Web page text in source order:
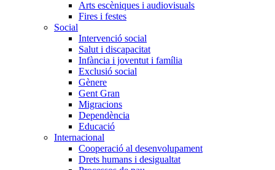
Arts escèniques i audiovisuals
Fires i festes
Social
Intervenció social
Salut i discapacitat
Infància i joventut i família
Exclusió social
Gènere
Gent Gran
Migracions
Dependència
Educació
Internacional
Cooperació al desenvolupament
Drets humans i desigualtat